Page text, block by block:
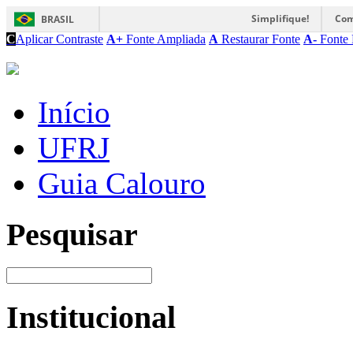
BRASIL Simplifique!
CAplicar Contraste A+ Fonte Ampliada A Restaurar Fonte A- Fonte
Início
UFRJ
Guia Calouro
Pesquisar
Institucional